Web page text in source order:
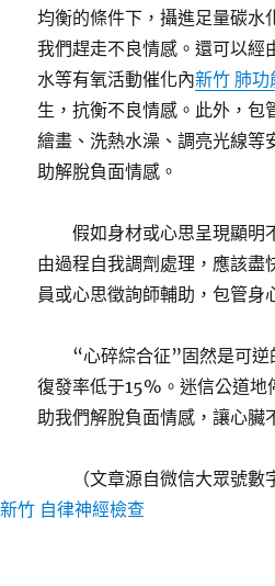
均衡的條件下，攝進足量碳水
我們趕走不良情感。還可以經
水等有氧活動催化內新竹 肺功
生，抗衡不良情感。此外，包
繪畫、洗熱水澡、調亮光線等
助解脫負面情感。
假如身材或心思呈現顯明
由過程自我調劑處理，應該盡
員或心思徵詢師輔助，包管身
“心碎綜合征”固然是可逆
復發率低于15%。迷信公道地
助我們解脫負面情感，讓心臟
（文章源自微信大眾號數
新竹 自律神經檢查